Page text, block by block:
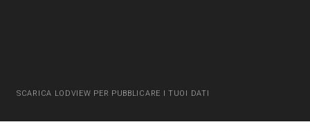
SCARICA LODVIEW PER PUBBLICARE I TUOI DATI